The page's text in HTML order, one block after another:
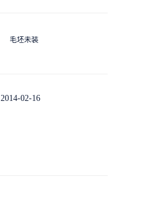
毛坯未装
2014-02-16